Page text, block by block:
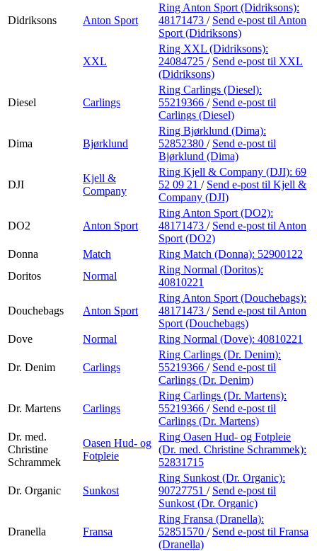
Didriksons Anton Sport
Ring Anton Sport (Didriksons):
48171473 / Send e-post til Anton
Sport (Didriksons)
XXL
Ring XXL (Didriksons):
24084725 / Send e-post til XXL
(Didriksons)
Diesel Carlings
Ring Carlings (Diesel):
55219366 / Send e-post til
Carlings (Diesel)
Dima Bjørklund
Ring Bjørklund (Dima):
52852380 / Send e-post til
Bjørklund (Dima)
DJI
Kjell &
Company
Ring Kjell & Company (DJI): 69
52 09 21 / Send e-post til Kjell &
Company (DJI)
DO2 Anton Sport
Ring Anton Sport (DO2):
48171473 / Send e-post til Anton
Sport (DO2)
Donna
Match Ring Match (Donna): 52900122
Doritos
Normal
Ring Normal (Doritos):
40810221
Douchebags Anton Sport
Ring Anton Sport (Douchebags):
48171473 / Send e-post til Anton
Sport (Douchebags)
Dove
Normal Ring Normal (Dove): 40810221
Dr. Denim Carlings
Ring Carlings (Dr. Denim):
55219366 / Send e-post til
Carlings (Dr. Denim)
Dr. Martens Carlings
Ring Carlings (Dr. Martens):
55219366 / Send e-post til
Carlings (Dr. Martens)
Dr. med.
Christine
Schrammek
Oasen Hud- og
Fotpleie
Ring Oasen Hud- og Fotpleie
(Dr. med. Christine Schrammek):
52831715
Dr. Organic Sunkost
Ring Sunkost (Dr. Organic):
90727751 / Send e-post til
Sunkost (Dr. Organic)
Dranella Fransa
Ring Fransa (Dranella):
52851570 / Send e-post til Fransa
(Dranella)